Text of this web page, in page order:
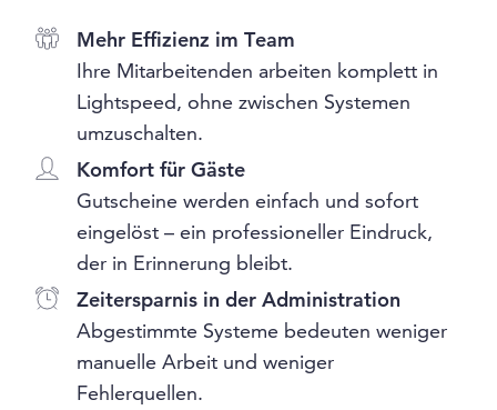
Mehr Effizienz im Team
Ihre Mitarbeitenden arbeiten komplett in
Lightspeed, ohne zwischen Systemen
umzuschalten.
Komfort für Gäste
Gutscheine werden einfach und sofort
eingelöst – ein professioneller Eindruck,
der in Erinnerung bleibt.
Zeitersparnis in der Administration
Abgestimmte Systeme bedeuten weniger
manuelle Arbeit und weniger
Fehlerquellen.